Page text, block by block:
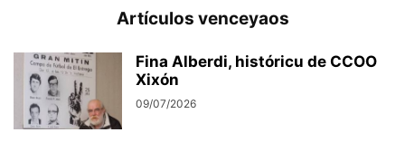
Artículos venceyaos
Fina Alberdi, históricu de CCOO
Xixón
09/07/2026